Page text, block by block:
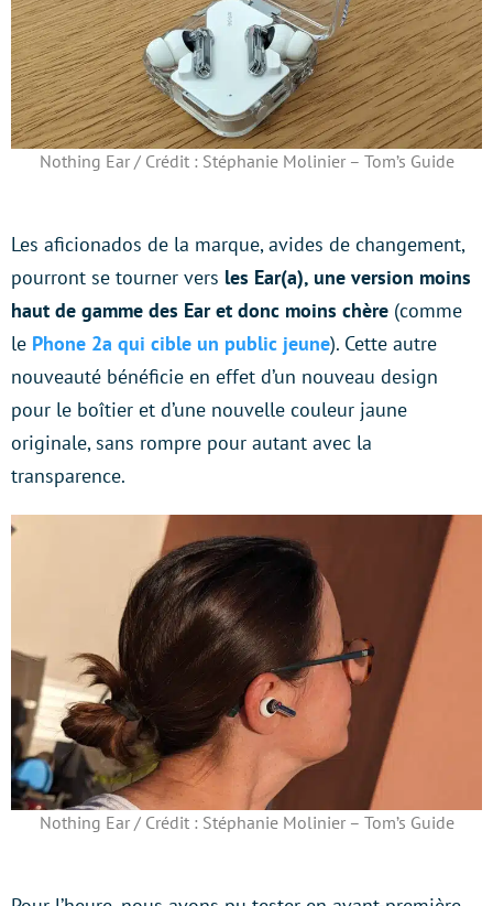
Nothing Ear / Crédit : Stéphanie Molinier – Tom’s Guide
Les aficionados de la marque, avides de changement,
pourront se tourner vers les Ear(a), une version moins
haut de gamme des Ear et donc moins chère (comme
le Phone 2a qui cible un public jeune). Cette autre
nouveauté bénéficie en effet d’un nouveau design
pour le boîtier et d’une nouvelle couleur jaune
originale, sans rompre pour autant avec la
transparence.
Nothing Ear / Crédit : Stéphanie Molinier – Tom’s Guide